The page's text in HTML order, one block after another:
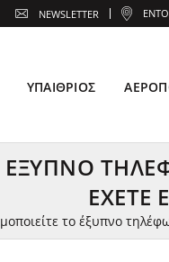
ΈΞΥΠΝΟ
ΈΧΕΤΕ
το έξυπνο
ΥΠΑΊΘΡΙΟΣ
NEWSLETTER